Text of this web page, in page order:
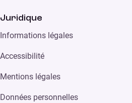
Juridique
Informations légales
Accessibilité
Mentions légales
Données personnelles